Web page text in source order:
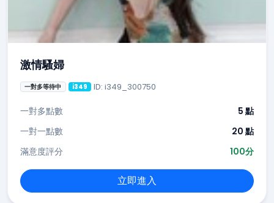
激情騷婦
一對多等待中 i349 ID: i349_300750
一對多點數
5 點
一對一點數
20 點
滿意度評分
100分
立即進入